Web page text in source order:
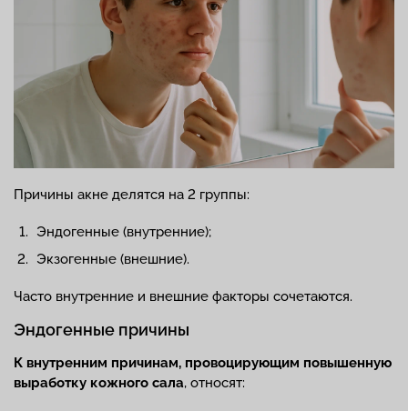
Причины акне делятся на 2 группы:
Эндогенные (внутренние);
Экзогенные (внешние).
Часто внутренние и внешние факторы сочетаются.
Эндогенные причины
К внутренним причинам, провоцирующим повышенную
выработку кожного сала, относят: